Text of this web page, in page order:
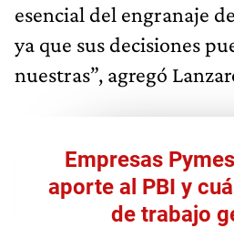
esencial del engranaje
ya que sus decisiones
nuestras”, agregó
Empresas
aporte al PBI y
de trabajo